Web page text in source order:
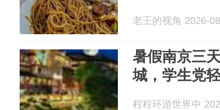
老王的视角 2026-
暑假南京三
城，学生党
程程环游世界中